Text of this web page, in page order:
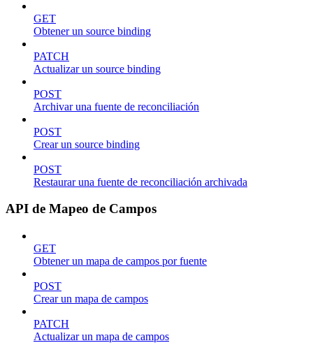
GET
Obtener un source binding
PATCH
Actualizar un source binding
POST
Archivar una fuente de reconciliación
POST
Crear un source binding
POST
Restaurar una fuente de reconciliación archivada
API de Mapeo de Campos
GET
Obtener un mapa de campos por fuente
POST
Crear un mapa de campos
PATCH
Actualizar un mapa de campos